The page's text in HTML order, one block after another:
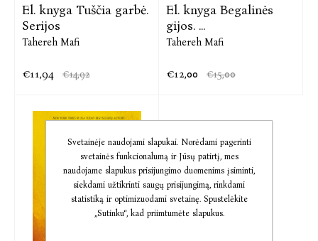
El. knyga Tuščia garbė.
Serijos
Tahereh Mafi
€11,94 €14,92
El. knyga Begalinės
gijos. ...
Tahereh Mafi
€12,00 €15,00
Svetainėje naudojami slapukai. Norėdami pagerinti
svetainės funkcionalumą ir Jūsų patirtį, mes
naudojame slapukus prisijungimo duomenims įsiminti,
siekdami užtikrinti saugų prisijungimą, rinkdami
statistiką ir optimizuodami svetainę. Spustelėkite
„Sutinku“, kad priimtumėte slapukus.